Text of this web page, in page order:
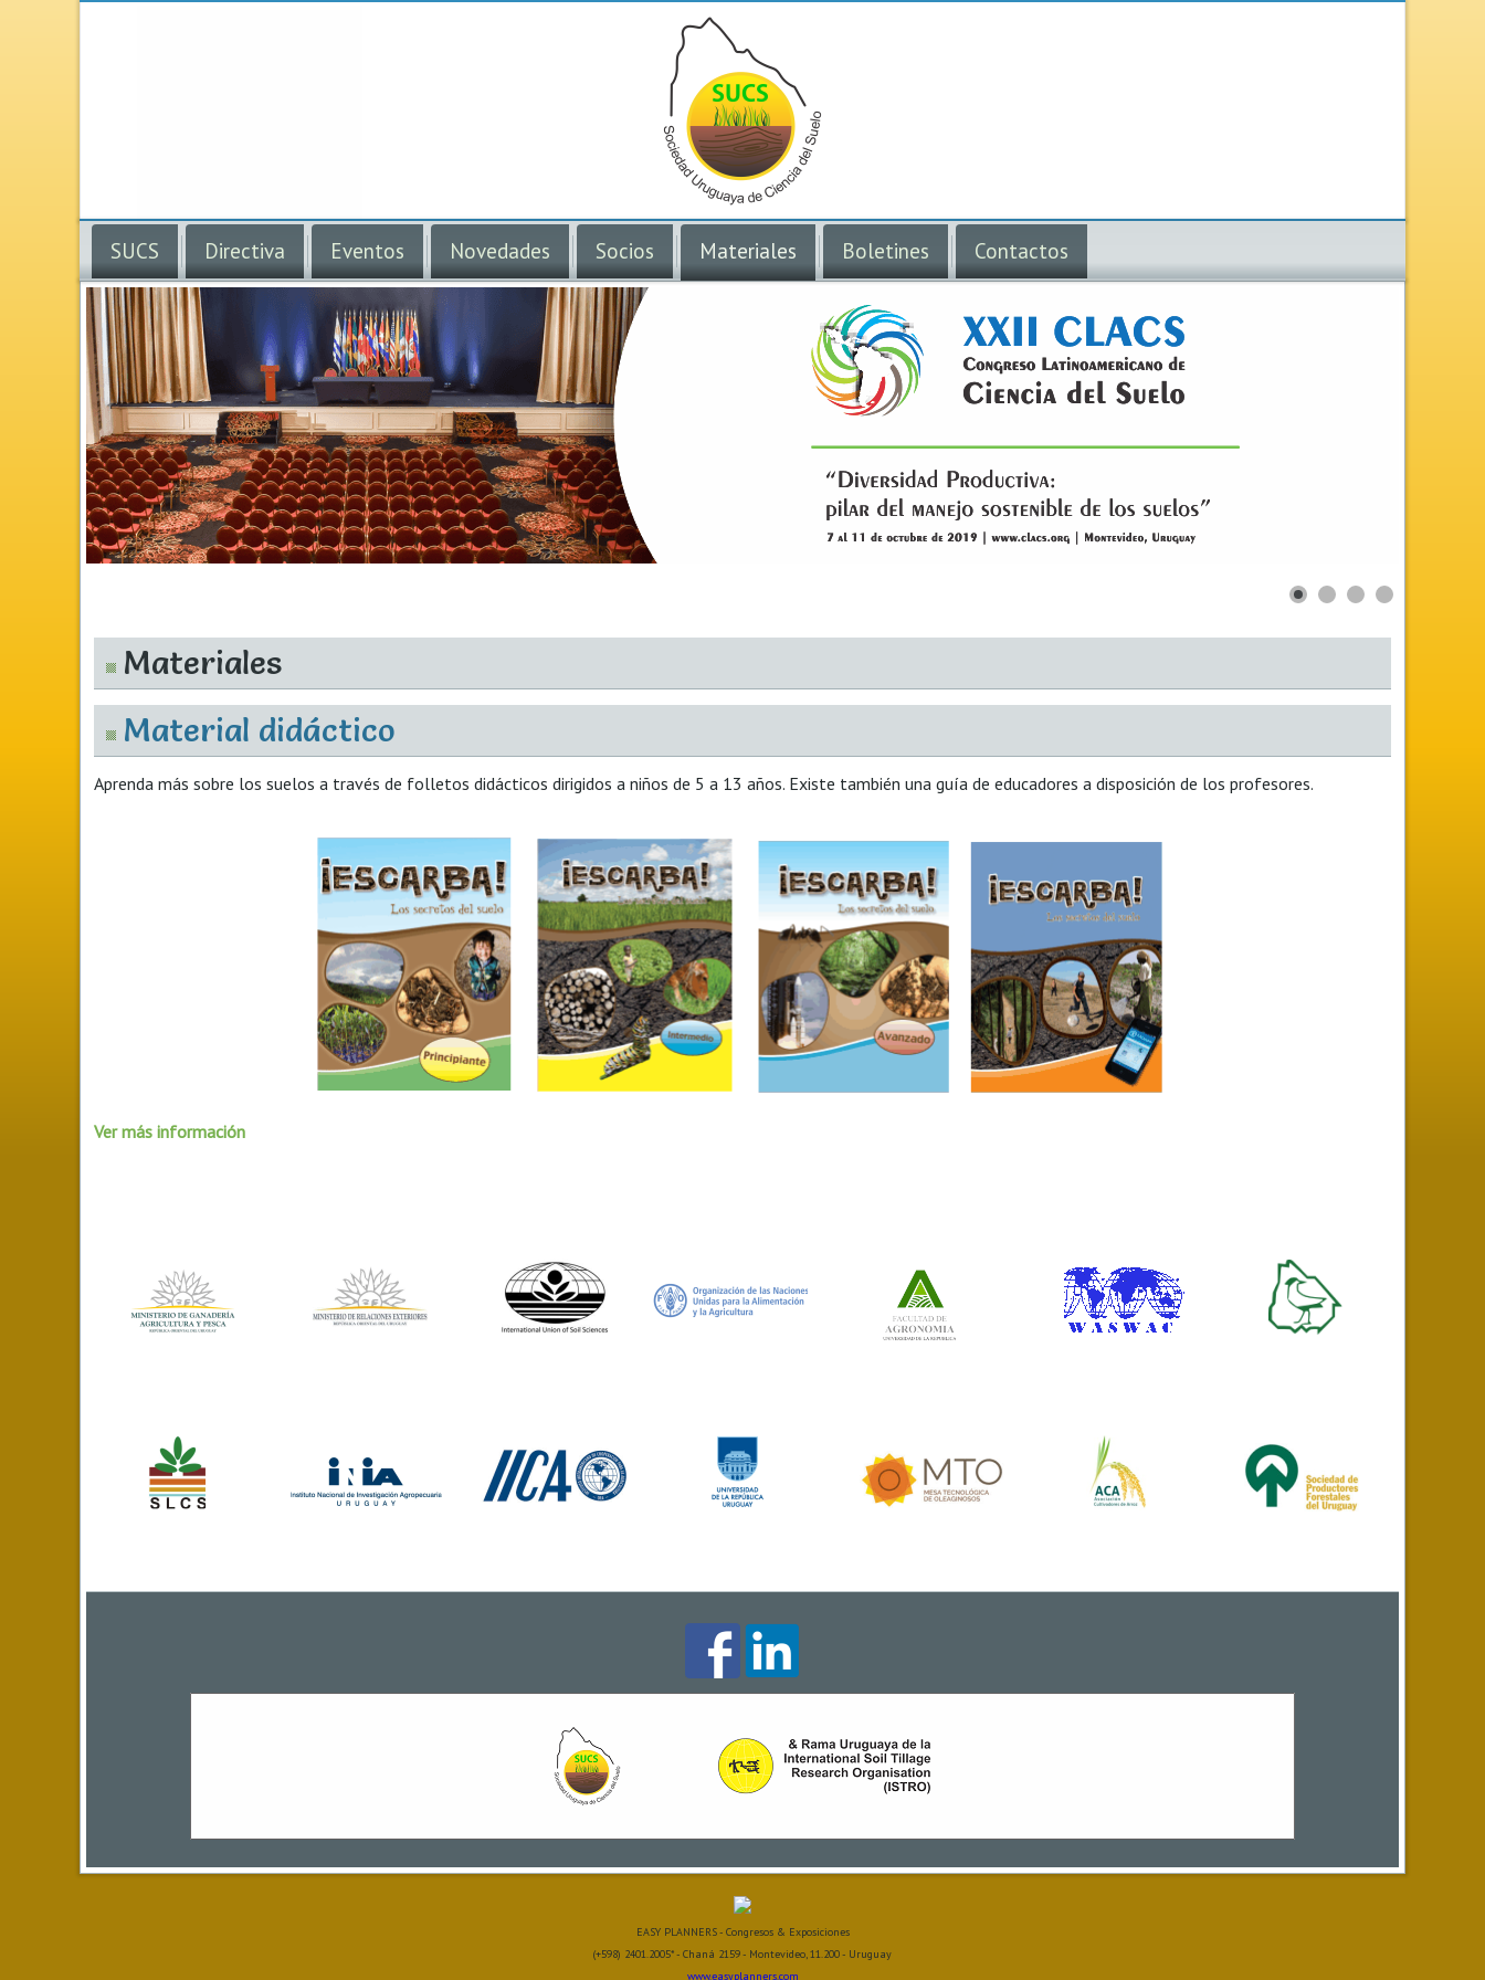
SUCS Directiva Eventos Novedades Socios Materiales Boletines Contactos
Materiales
Material didáctico
Aprenda más sobre los suelos a través de folletos didácticos dirigidos a niños de 5 a 13 años. Existe también una guía de educadores a disposición de los profesores.
Ver más información
EASY PLANNERS - Congresos & Exposiciones
(+598) 2401.2005* - Chaná 2159 - Montevideo, 11.200 - Uruguay
www.easyplanners.com